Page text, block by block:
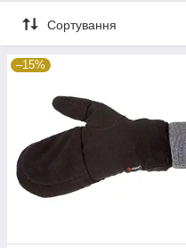
Сортування
–15%